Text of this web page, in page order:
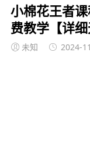
小棉花王者
费教学【详细
未知 2024-